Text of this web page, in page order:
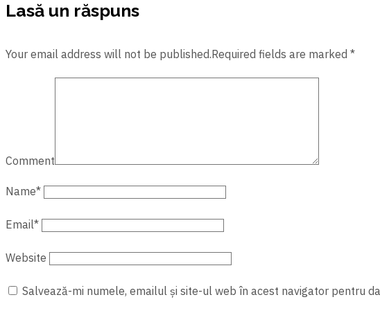
Lasă un răspuns
Your email address will not be published.Required fields are marked *
Comment
Name*
Email*
Website
Salvează-mi numele, emailul și site-ul web în acest navigator pentru